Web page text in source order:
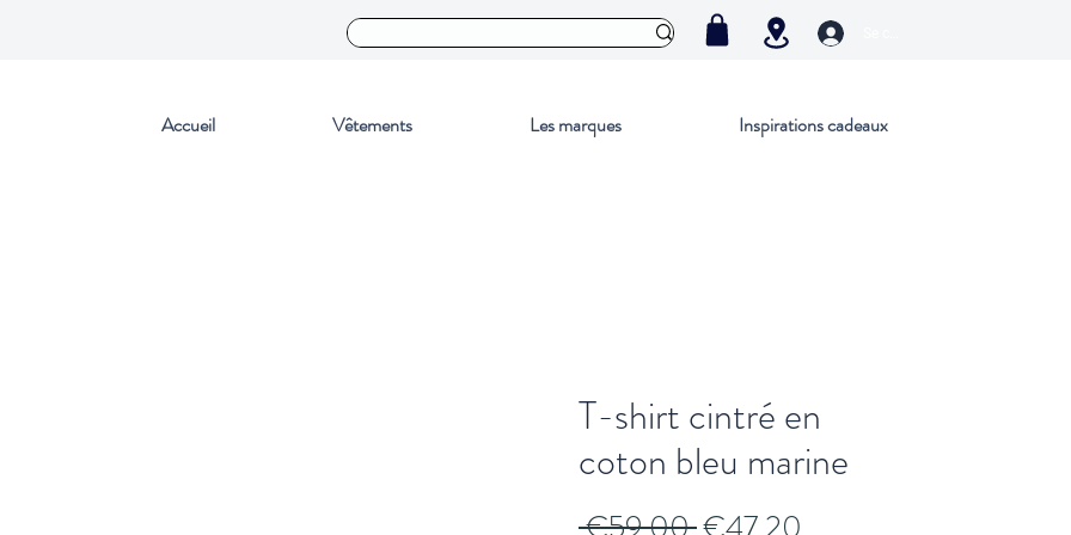
Accueil Vêtements Les marques Inspirations cadeaux
T-shirt cintré en
coton bleu marine
Regular